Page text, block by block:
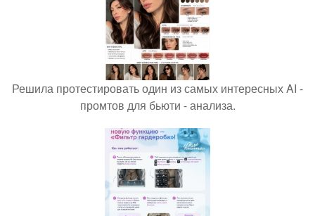
Решила протестировать один из самых интересных AI -
промтов для бьюти - анализа.